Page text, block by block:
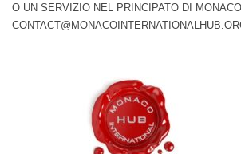
O UN SERVIZIO NEL PRINCIPATO DI